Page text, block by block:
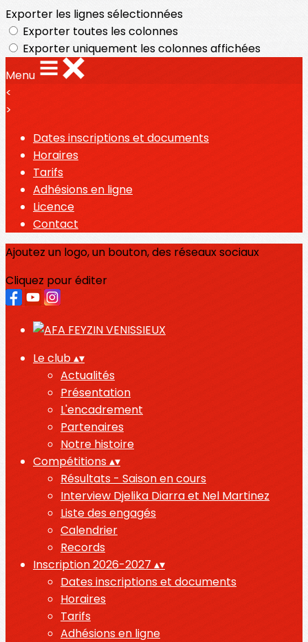
Exporter les lignes sélectionnées
Exporter toutes les colonnes
Exporter uniquement les colonnes affichées
Menu
<
>
Dates inscriptions et documents
Horaires
Tarifs
Adhésions en ligne
Licence
Contact
Ajoutez un logo, un bouton, des réseaux sociaux
Cliquez pour éditer
Le club▴▾
Actualités
Présentation
L'encadrement
Partenaires
Notre histoire
Compétitions▴▾
Résultats - Saison en cours
Interview Djelika Diarra et Nel Martinez
Liste des engagés
Calendrier
Records
Inscription 2026-2027 ▴▾
Dates inscriptions et documents
Horaires
Tarifs
Adhésions en ligne